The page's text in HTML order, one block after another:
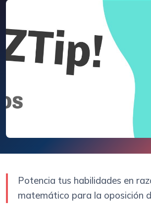
Potencia tus habilidades en
matemático para la oposición